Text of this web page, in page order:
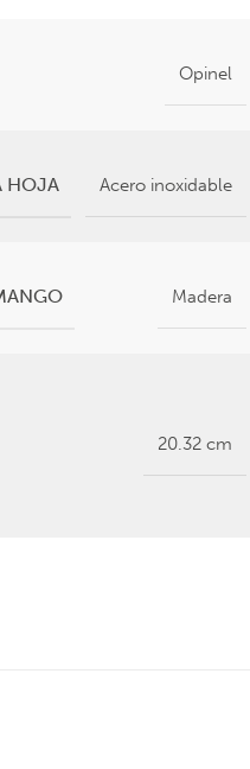
Opinel
HOJA Acero inoxidable
Madera
20.32 cm